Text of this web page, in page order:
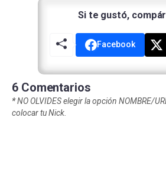
Si te gustó,
Facebook
6 Comentarios
*NO OLVIDES elegir la opción NOMBRE/
colocar tu Nick.